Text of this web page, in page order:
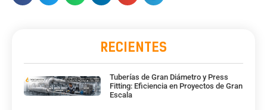
RECIENTES
Tuberías de Gran Diámetro y Press
Fitting: Eficiencia en Proyectos de Gran
Escala